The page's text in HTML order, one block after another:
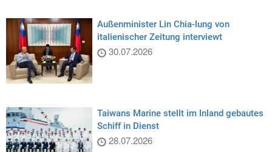
Außenminister Lin Chia-lung von
italienischer Zeitung interviewt
30.07.2026
Taiwans Marine stellt im Inland gebautes
Schiff in Dienst
28.07.2026